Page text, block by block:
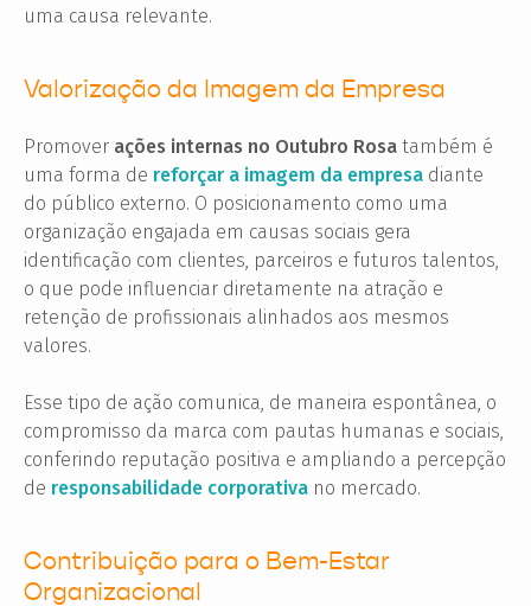
uma causa relevante.
Valorização da Imagem da Empresa
Promover ações internas no Outubro Rosa também é
uma forma de reforçar a imagem da empresa diante
do público externo. O posicionamento como uma
organização engajada em causas sociais gera
identificação com clientes, parceiros e futuros talentos,
o que pode influenciar diretamente na atração e
retenção de profissionais alinhados aos mesmos
valores.
Esse tipo de ação comunica, de maneira espontânea, o
compromisso da marca com pautas humanas e sociais,
conferindo reputação positiva e ampliando a percepção
de responsabilidade corporativa no mercado.
Contribuição para o Bem-Estar
Organizacional